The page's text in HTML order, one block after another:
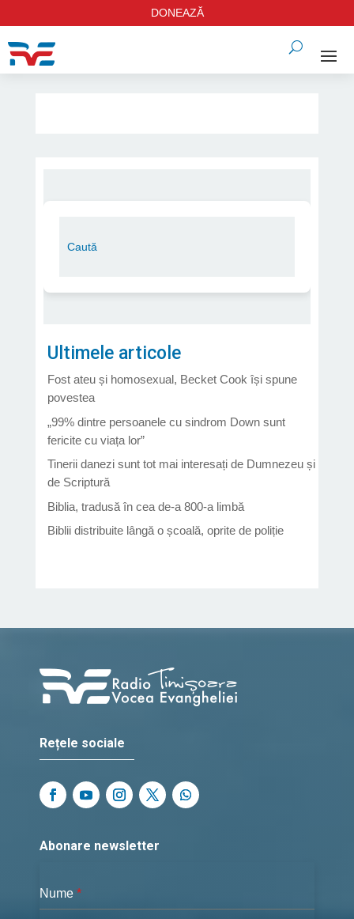
DONEAZĂ
Ultimele articole
Fost ateu și homosexual, Becket Cook își spune
povestea
„99% dintre persoanele cu sindrom Down sunt
fericite cu viața lor”
Tinerii danezi sunt tot mai interesați de Dumnezeu și
de Scriptură
Biblia, tradusă în cea de-a 800-a limbă
Biblii distribuite lângă o școală, oprite de poliție
Rețele sociale
Abonare newsletter
Nume *